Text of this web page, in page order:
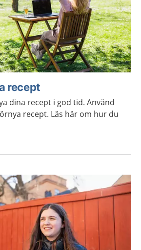
recept
dina recept i god tid. Använd
recept. Läs här om hur du